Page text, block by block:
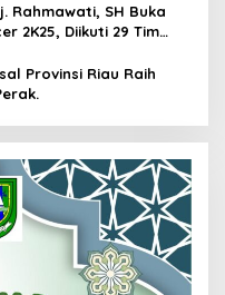
Rahmawati, SH Buka
2K25, Diikuti 29 Tim
Provinsi Riau Raih